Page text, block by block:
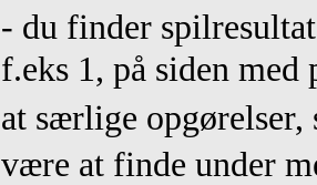
- du finder
f.eks 1, på siden med
at særlige opgørelser,
være at finde under